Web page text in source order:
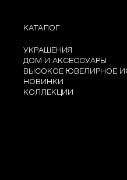
КАТАЛОГ
УКРАШЕНИЯ
ДОМ И АКСЕССУАРЫ
ВЫСОКОЕ ЮВЕЛИРНОЕ
НОВИНКИ
КОЛЛЕКЦИИ